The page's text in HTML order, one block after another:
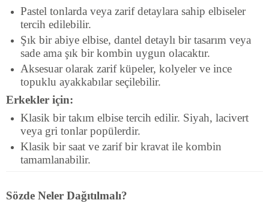
Pastel tonlarda veya zarif detaylara sahip elbiseler
tercih edilebilir.
Şık bir abiye elbise, dantel detaylı bir tasarım veya
sade ama şık bir kombin uygun olacaktır.
Aksesuar olarak zarif küpeler, kolyeler ve ince
topuklu ayakkabılar seçilebilir.
Erkekler için:
Klasik bir takım elbise tercih edilir. Siyah, lacivert
veya gri tonlar popülerdir.
Klasik bir saat ve zarif bir kravat ile kombin
tamamlanabilir.
Sözde Neler Dağıtılmalı?